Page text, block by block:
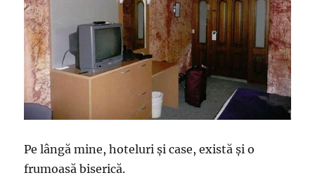
Pe lângă mine, hoteluri și case, există și o
frumoasă biserică.